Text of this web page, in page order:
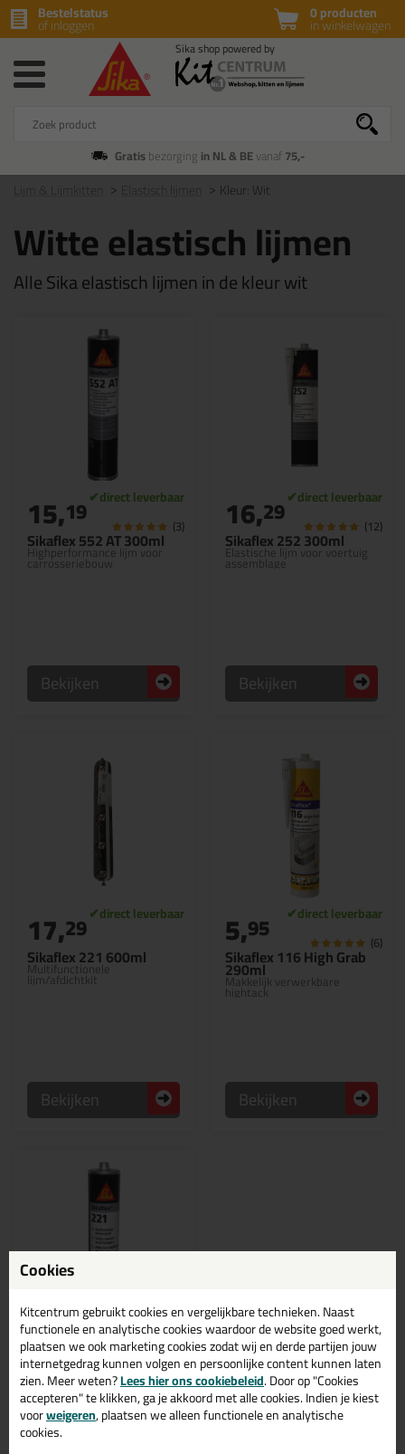
0 producten
in winkelwagen
Bestelstatus
of inloggen
Gratisbezorging in NL & BEvanaf75,-
Kleur: Wit
Witte elastisch lijmen
Alle Sika elastisch lijmen in de kleur wit
Sikaflex 552 AT 300ml
Highperformance lijm voor
carrosseriebouw
15,19 (3)
Bekijken
Sikaflex 252 300ml
Elastische lijm voor voertuig
assemblage
16,29 (12)
Bekijken
Sikaflex 221 600ml
Multifunctionele
lijm/afdichtkit
17,29
Bekijken
Sikaflex 116 High Grab
290ml
Makkelijk verwerkbare
hightack
5,95 (6)
Bekijken
Sikaflex 221 300ml
Multi-functionele lijm- en
afdichtkit, hecht op een breed
aantal substraten, zoals
metalen, metaalprimers en
coatings, keramische
materialen en kunststoffen
9,99 (7)
Cookies
Kitcentrum gebruikt cookies en vergelijkbare technieken. Naast
functionele en analytische cookies waardoor de website goed werkt,
plaatsen we ook marketing cookies zodat wij en derde partijen jouw
internetgedrag kunnen volgen en persoonlijke content kunnen laten
zien. Meer weten?Lees hier ons cookiebeleid. Door op "Cookies
accepteren" te klikken, ga je akkoord met alle cookies. Indien je kiest
voorweigeren, plaatsen we alleen functionele en analytische
cookies.